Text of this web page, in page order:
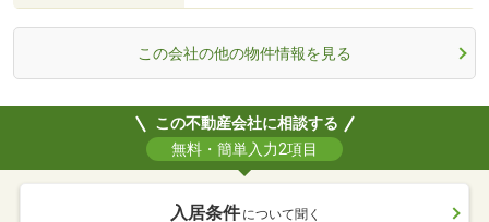
この会社の他の物件情報を見る
この不動産会社に相談する
無料・簡単入力2項目
入居条件 について聞く